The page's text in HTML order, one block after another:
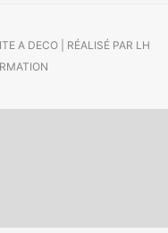
A DECO | RÉALISÉ PAR LH